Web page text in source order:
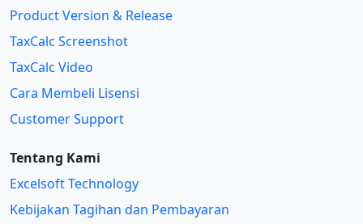
Product Version & Release
TaxCalc Screenshot
TaxCalc Video
Cara Membeli Lisensi
Customer Support
Tentang Kami
Excelsoft Technology
Kebijakan Tagihan dan Pembayaran